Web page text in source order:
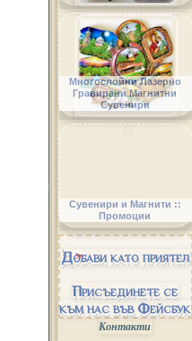
Многослойни Лазерно
Гравирани Магнитни
Сувенири
Сувенири и Магнити ::
Промоции
Добави като приятел
Присъединете се
към нас във Фейсбук
Контакти